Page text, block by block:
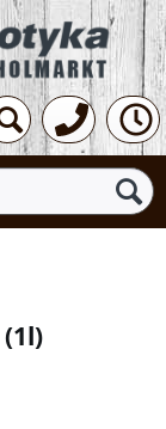
(1l)